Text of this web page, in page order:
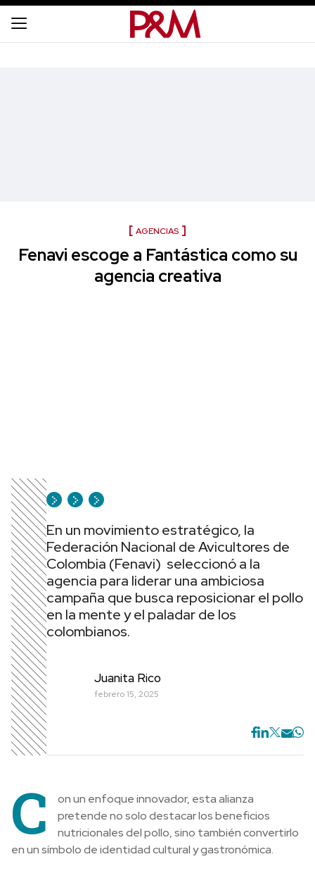
AGENCIAS
Fenavi escoge a Fantástica como su
agencia creativa
En un movimiento estratégico, la
Federación Nacional de Avicultores de
Colombia (Fenavi) seleccionó a la
agencia para liderar una ambiciosa
campaña que busca reposicionar el pollo
en la mente y el paladar de los
colombianos.
Juanita Rico
febrero 15, 2025
C
on un enfoque innovador, esta alianza
pretende no solo destacar los beneficios
nutricionales del pollo, sino también convertirlo
en un símbolo de identidad cultural y gastronómica.